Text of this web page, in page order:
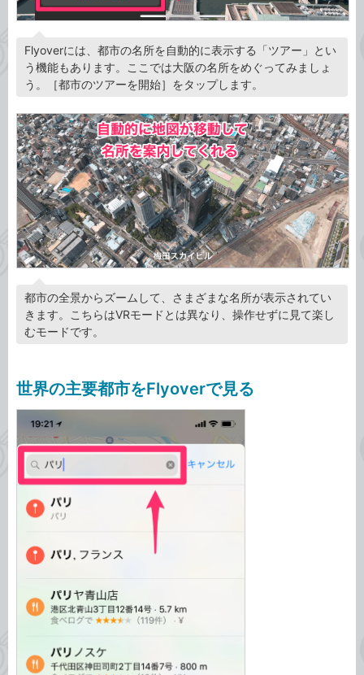
Flyoverには、都市の名所を自動的に表示する「ツアー」とい
う機能もあります。ここでは大阪の名所をめぐってみましょ
う。［都市のツアーを開始］をタップします。
都市の全景からズームして、さまざまな名所が表示されてい
きます。こちらはVRモードとは異なり、操作せずに見て楽し
むモードです。
世界の主要都市をFlyoverで見る